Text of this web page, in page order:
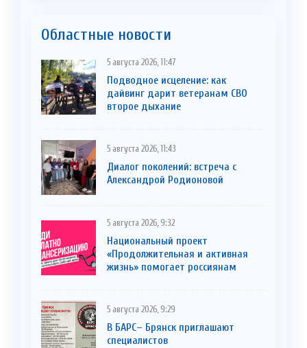
Областные новости
5 августа 2026, 11:47
Подводное исцеление: как
дайвинг дарит ветеранам СВО
второе дыхание
5 августа 2026, 11:43
Диалог поколений: встреча с
Александрой Родионовой
5 августа 2026, 9:32
Национальный проект
«Продолжительная и активная
жизнь» помогает россиянам
5 августа 2026, 9:29
В БАРС– Брянcк приглaшают
cпециaлистoв